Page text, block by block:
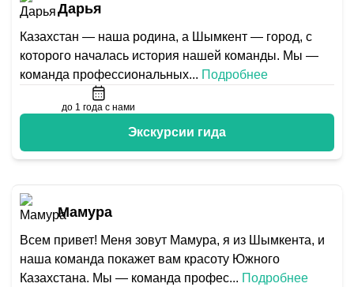
Дарья
Казахстан — наша родина, а Шымкент — город, с
которого началась история нашей команды. Мы —
команда профессиональных... Подробнее
до 1 года с нами
Экскурсии гида
Мамура
Всем привет! Меня зовут Мамура, я из Шымкента, и
наша команда покажет вам красоту Южного
Казахстана. Мы — команда профес... Подробнее